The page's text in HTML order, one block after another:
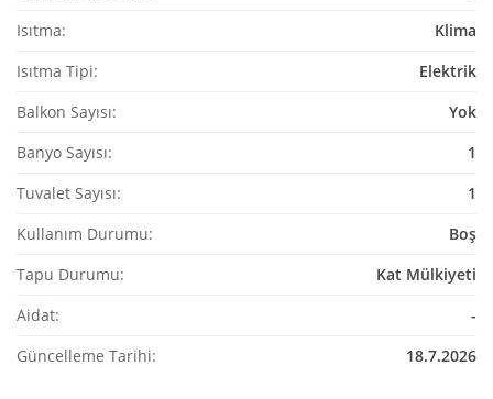
Isıtma:
Klima
Isıtma Tipi:
Elektrik
Balkon Sayısı:
Yok
Banyo Sayısı:
1
Tuvalet Sayısı:
1
Kullanım Durumu:
Boş
Tapu Durumu:
Kat Mülkiyeti
Aidat:
-
Güncelleme Tarihi:
18.7.2026